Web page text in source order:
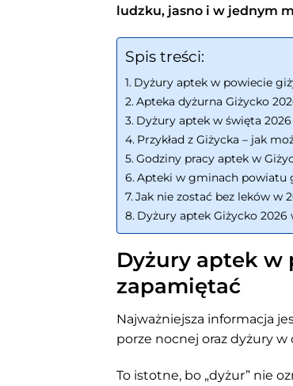
ludzku, jasno i w jednym
Spis treści:
Dyżury aptek w powiecie
Apteka dyżurna Giżycko
Dyżury aptek w święta
Przykład z Giżycka – jak
Godziny pracy aptek w
Apteki w gminach powiatu
Jak nie zostać bez leków w
Dyżury aptek Giżycko 2026
Dyżury aptek w
zapamiętać
Najważniejsza informacja
porze nocnej oraz dyżury
To istotne, bo „dyżur” nie